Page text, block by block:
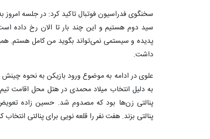
سخنگوی فدراسیون فوتبال تاکید کرد: در جلسه امروز
سید دوم هستیم و این چند بار تا الان رخ داده
پدیده و سیستمی نمی‌تواند بگوید من کامل هستم.
داشت.
علوی در ادامه به موضوع ورود بازیکن به نحوه
به دلیل انتخاب میلاد محمدی در هتل محل اقامت
پنالتی زن‌ها بود که مصدوم شد. حسین زاده
پنالتی بزند. هفت نفر را قلعه نویی برای پنالتی انتخاب